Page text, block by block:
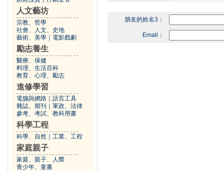
人文藝坊
宗教、哲學
社會、人文、史地
藝術、美學
電影戲劇
勵志養生
醫療、保健
料理、生活百科
教育、心理、勵志
進修學習
電腦與網路
語言工具
雜誌、期刊
軍政、法律
參考、考試、教科用書
科學工程
科學、自然 工業、工程
家庭親子
家庭、親子、人際
青少年、童書
朋友的姓名3：
Email：